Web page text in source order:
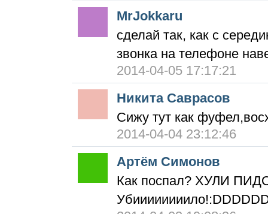
MrJokkaru
сделай так, как с
звонка на телефоне
2014-04-05 17:17:21
Никита Саврасов
Сижу тут как
2014-04-04 23:12:46
Артём Симонов
Как поспал? ХУЛИ